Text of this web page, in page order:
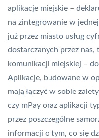
aplikacje miejskie –
na zintegrowanie w
już przez miasto usług
dostarczanych przez nas,
komunikacji miejskiej –
Aplikacje, budowane w
mają łączyć w sobie
czy mPay oraz aplikacji
przez poszczególne
informacji o tym, co się